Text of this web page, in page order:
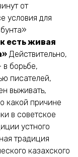
от
условия для
есть живая
Действительно,
в борьбе,
писателей,
выживать,
какой причине
в советское
устного
традиция
казахского